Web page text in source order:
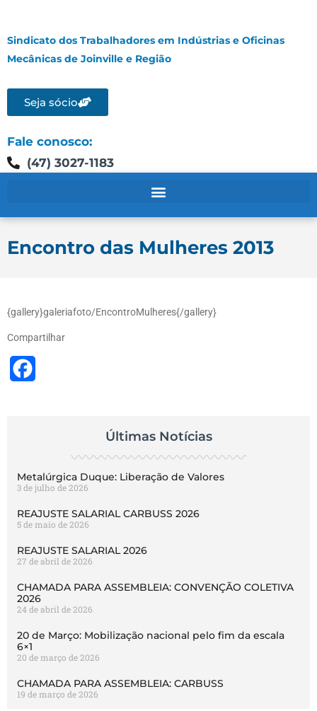
Sindicato dos Trabalhadores em Indústrias e Oficinas
Mecânicas de Joinville e Região
Seja sócio
Fale conosco:
(47) 3027-1183
Encontro das Mulheres 2013
{gallery}galeriafoto/EncontroMulheres{/gallery}
Compartilhar
Últimas Notícias
Metalúrgica Duque: Liberação de Valores
3 de julho de 2026
REAJUSTE SALARIAL CARBUSS 2026
5 de maio de 2026
REAJUSTE SALARIAL 2026
27 de abril de 2026
CHAMADA PARA ASSEMBLEIA: CONVENÇÃO COLETIVA
2026
24 de abril de 2026
20 de Março: Mobilização nacional pelo fim da escala
6×1
20 de março de 2026
CHAMADA PARA ASSEMBLEIA: CARBUSS
19 de março de 2026